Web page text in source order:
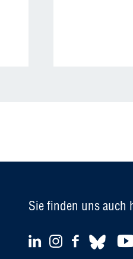
Sie finden uns auch